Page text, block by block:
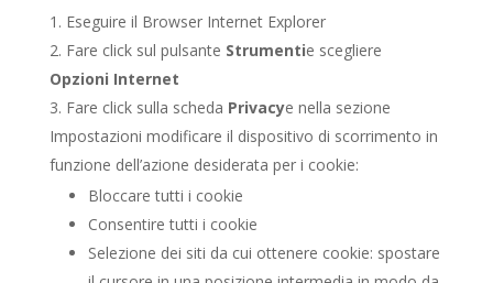
Eseguire il Browser Internet Explorer
Fare click sul pulsante Strumentie scegliere
Opzioni Internet
Fare click sulla scheda Privacye nella sezione
Impostazioni modificare il dispositivo di scorrimento in
funzione dell’azione desiderata per i cookie:
Bloccare tutti i cookie
Consentire tutti i cookie
Selezione dei siti da cui ottenere cookie: spostare